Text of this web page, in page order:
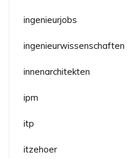
ingenieurjobs
ingenieurwissenschaften
innenarchitekten
ipm
itp
itzehoer